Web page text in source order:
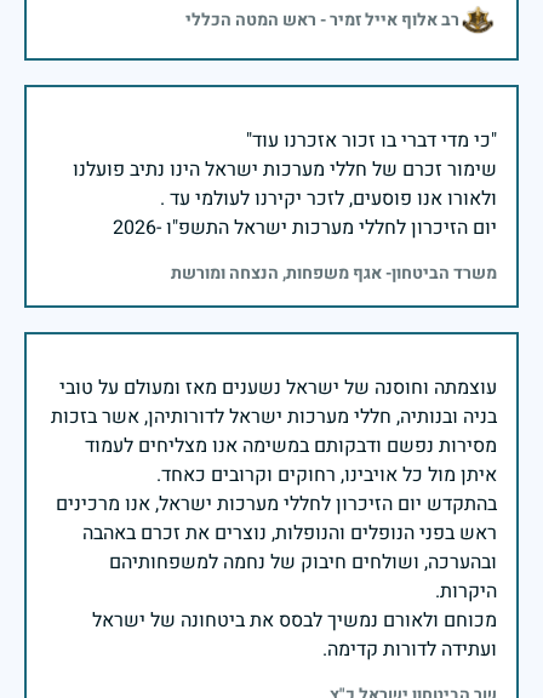
רב אלוף אייל זמיר - ראש המטה הכללי
שימור זכרם של חללי מערכות ישראל הינו נתיב פועלנו
יום הזיכרון לחללי מערכות ישראל התשפ"ו -2026
משרד הביטחון- אגף משפחות, הנצחה ומורשת
עוצמתה וחוסנה של ישראל נשענים מאז ומעולם על טובי
בניה ובנותיה, חללי מערכות ישראל לדורותיהן, אשר בזכות
מסירות נפשם ודבקותם במשימה אנו מצליחים לעמוד
בהתקדש יום הזיכרון לחללי מערכות ישראל, אנו מרכינים
ראש בפני הנופלים והנופלות, נוצרים את זכרם באהבה
ובהערכה, ושולחים חיבוק של נחמה למשפחותיהם
מכוחם ולאורם נמשיך לבסס את ביטחונה של ישראל
ועתידה לדורות קדימה.